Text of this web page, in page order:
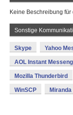
Keine Beschreibung
Sonstige
Skype Yahoo
AOL Instant
Mozilla Thunderbird
WinSCP Miranda